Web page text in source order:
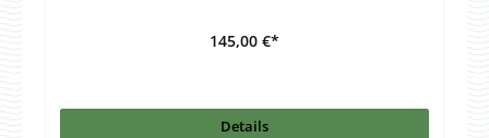
145,00 €*
Details